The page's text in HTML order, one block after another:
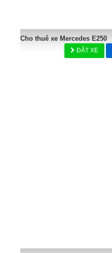
Cho thuê xe Mercedes E250
ĐẶT XE